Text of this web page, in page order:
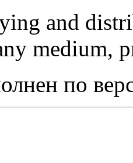
and
medium,
по